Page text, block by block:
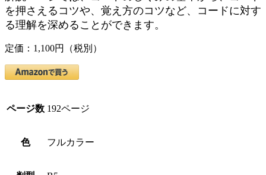
を押さえるコツや、覚え方のコツなど、コードに対す
る理解を深めることができます。
定価：1,100円（税別）
ページ数 192ページ
色 フルカラー